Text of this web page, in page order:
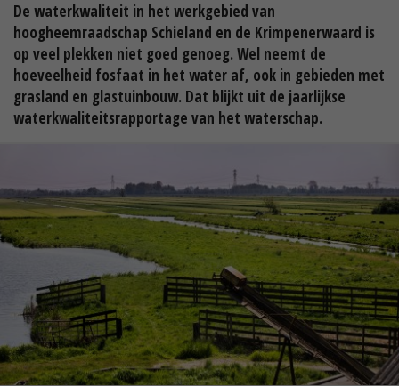
De waterkwaliteit in het werkgebied van
hoogheemraadschap Schieland en de Krimpenerwaard is
op veel plekken niet goed genoeg. Wel neemt de
hoeveelheid fosfaat in het water af, ook in gebieden met
grasland en glastuinbouw. Dat blijkt uit de jaarlijkse
waterkwaliteitsrapportage van het waterschap.